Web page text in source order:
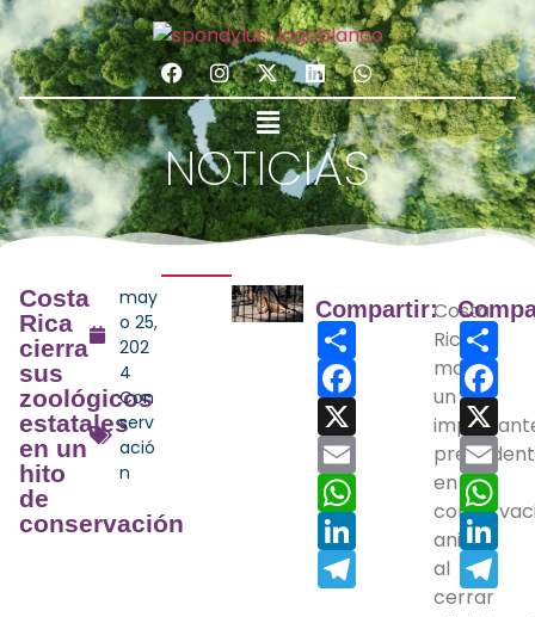
NOTICIAS
Costa
Rica
cierra
sus
zoológicos
estatales
en un
hito
de
conservación
may
o 25,
202
4
Con
serv
ació
n
Compartir:
Share
Facebook
X
Email
WhatsApp
LinkedIn
Telegram
Costa
Rica
marcó
un
en la
animal
al
cerrar
X